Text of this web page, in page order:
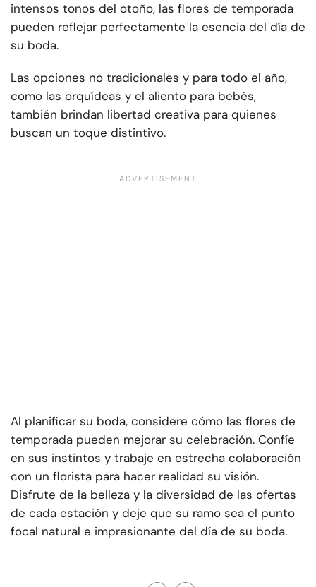
intensos tonos del otoño, las flores de temporada
pueden reflejar perfectamente la esencia del día de
su boda.
Las opciones no tradicionales y para todo el año,
como las orquídeas y el aliento para bebés,
también brindan libertad creativa para quienes
buscan un toque distintivo.
Al planificar su boda, considere cómo las flores de
temporada pueden mejorar su celebración. Confíe
en sus instintos y trabaje en estrecha colaboración
con un florista para hacer realidad su visión.
Disfrute de la belleza y la diversidad de las ofertas
de cada estación y deje que su ramo sea el punto
focal natural e impresionante del día de su boda.